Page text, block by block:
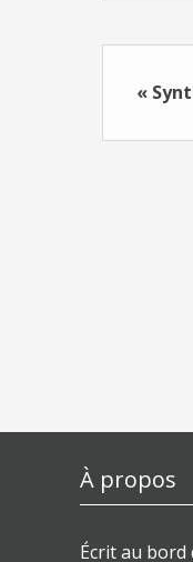
«
À propos
Écrit au bord